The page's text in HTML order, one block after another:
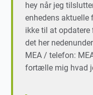
hey når jeg
enhedens aktuelle
ikke til at
det her
MEA / telefon:
fortælle mig hvad